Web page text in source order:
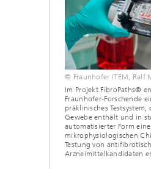
© Fraunhofer ITEM, Ralf
Im Projekt FibroPaths®
Fraunhofer-Forschende
präklinisches Testsystem,
Gewebe enthält und in
automatisierter Form
mikrophysiologischen
Testung von
Arzneimittelkandidaten